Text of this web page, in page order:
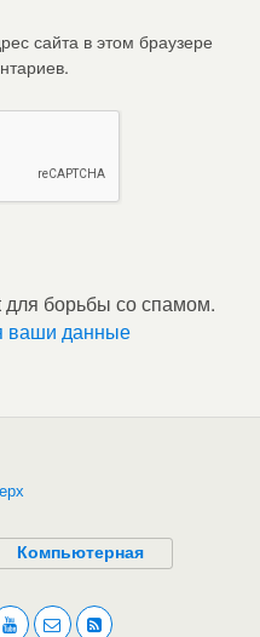
сайта в этом браузере
для борьбы со спамом.
ваши данные
Компьютерная